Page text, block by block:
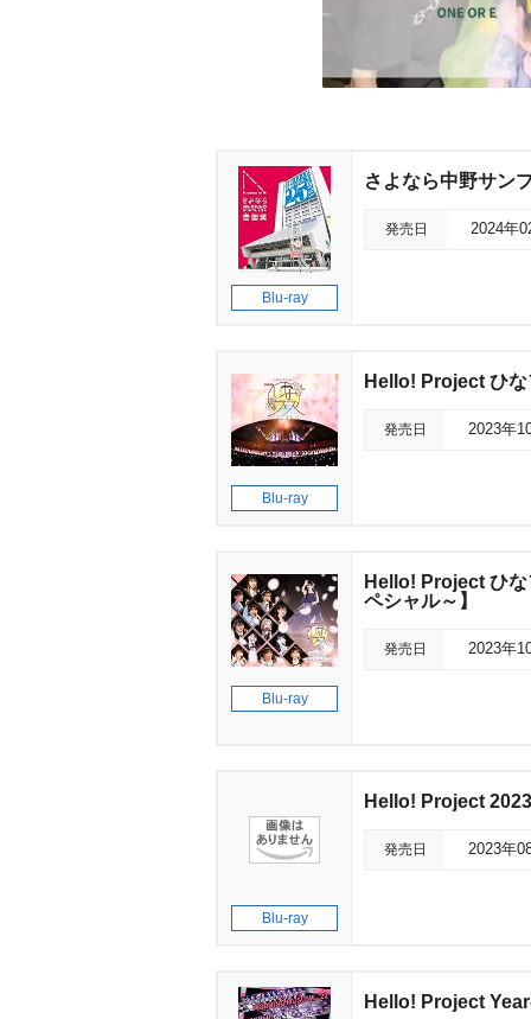
Blu-ray
さよなら中野サン
発売日 2024年
Blu-ray
Hello! Project ひ
発売日 2023年
Blu-ray
Hello! Project ひ
ペシャル～】
発売日 2023年
Blu-ray
Hello! Project
発売日 2023年
Hello! Project